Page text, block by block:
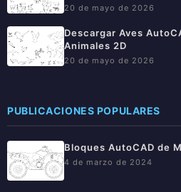
20 de mayo de 2026
Descargar Aves
Animales 2D
20 de mayo de 2026
PUBLICACIONES POPULARES
Bloques AutoCAD de
4 de marzo de 2024